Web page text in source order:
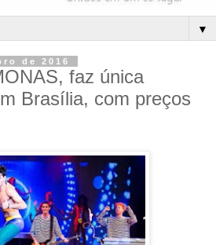
▼
de 2016
faz única
Brasília, com preços